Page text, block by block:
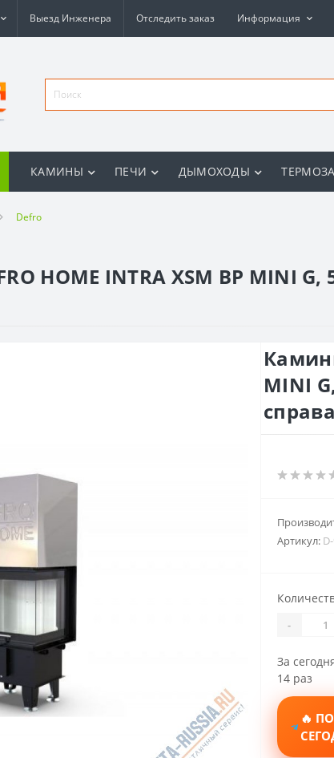
Выезд Инженера Отследить заказ Информация
КАМИНЫ ПЕЧИ ДЫМОХОДЫ
Defro
HOME INTRA XSM BP MINI
MINI
Артикул:
-
За
14 раз
🔥